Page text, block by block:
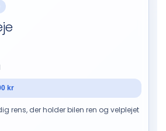
kr
rens, der holder bilen ren og velplejet